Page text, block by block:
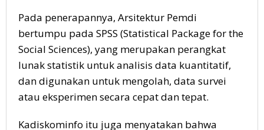
Pada penerapannya, Arsitektur Pemdi
bertumpu pada SPSS (Statistical Package for the
Social Sciences), yang merupakan perangkat
lunak statistik untuk analisis data kuantitatif,
dan digunakan untuk mengolah, data survei
atau eksperimen secara cepat dan tepat.
Kadiskominfo itu juga menyatakan bahwa